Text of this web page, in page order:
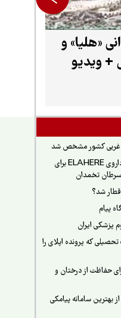
«هلیا» و
+ ویدیو
غربی کشور مشخص شد
کمک به تأمین مالی یا واردات داروی ELAHERE برای
سرطان تخمدان
قطار شد؟
پیام
پزشکی ایران
که پرونده اپلای را
حفاظت از درختان و
پنل پیامکی ایران [4 تا از بهترین سامانه پیامکی